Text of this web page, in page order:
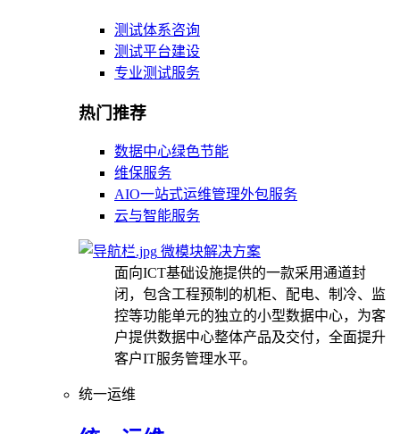
测试体系咨询
测试平台建设
专业测试服务
热门推荐
数据中心绿色节能
维保服务
AIO一站式运维管理外包服务
云与智能服务
微模块解决方案
面向ICT基础设施提供的一款采用通道封
闭，包含工程预制的机柜、配电、制冷、监
控等功能单元的独立的小型数据中心，为客
户提供数据中心整体产品及交付，全面提升
客户IT服务管理水平。
统一运维